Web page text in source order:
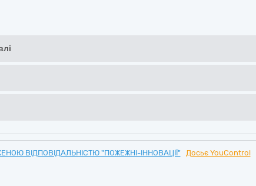
ВІДПОВІДАЛЬНІСТЮ "ПОЖЕЖНІ-ІННОВАЦІЇ"
Досьє YouControl